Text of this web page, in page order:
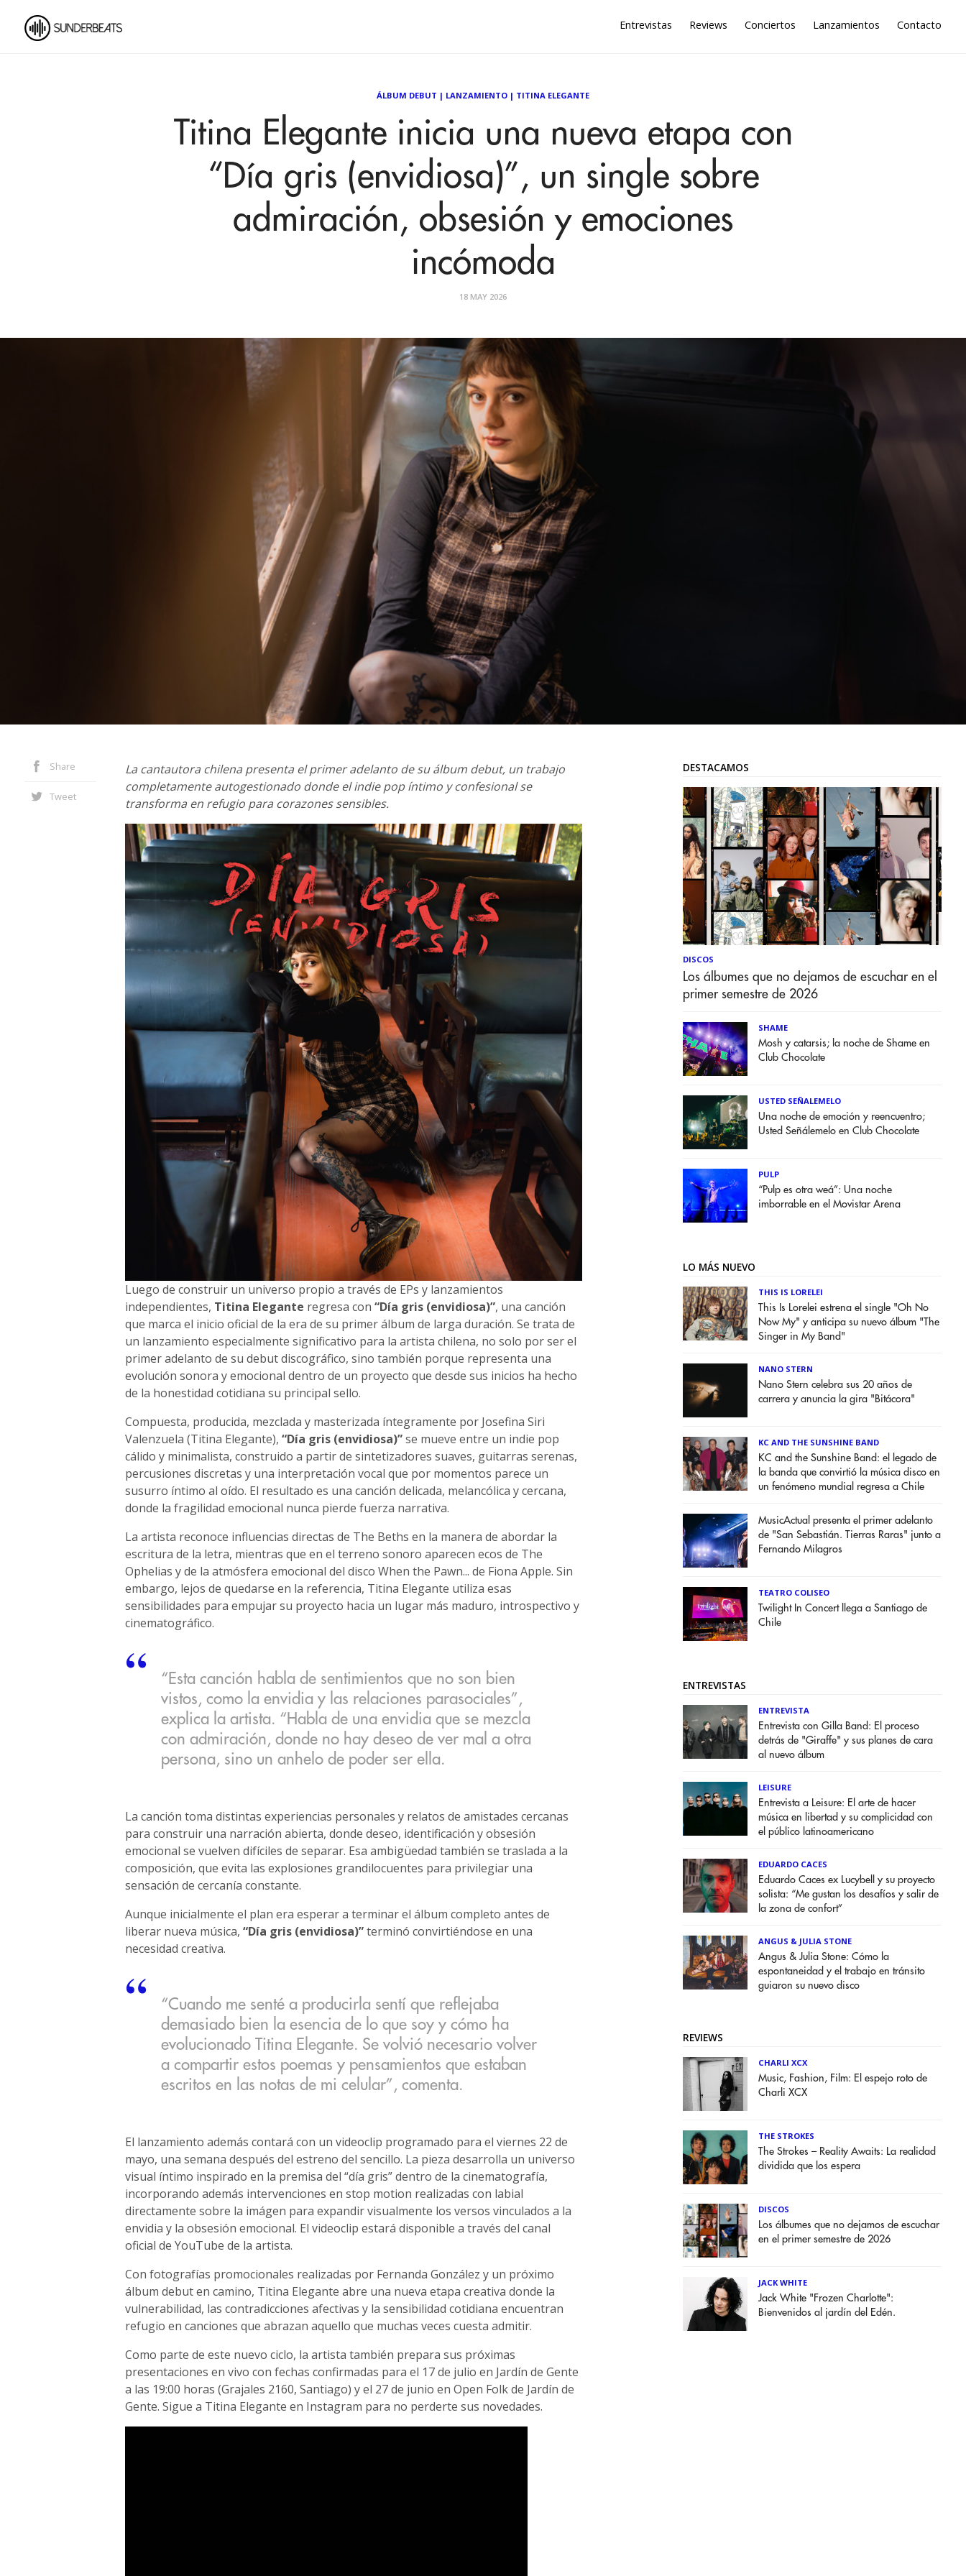
Entrevistas Reviews Conciertos Lanzamientos Contacto
ÁLBUM DEBUT | LANZAMIENTO | TITINA ELEGANTE
Titina Elegante inicia una nueva etapa con
“Día gris (envidiosa)”, un single sobre
admiración, obsesión y emociones
incómoda
18 MAY 2026
Share
Tweet
La cantautora chilena presenta el primer adelanto de su álbum debut, un trabajo
completamente autogestionado donde el indie pop íntimo y confesional se
transforma en refugio para corazones sensibles.
Luego de construir un universo propio a través de EPs y lanzamientos
independientes, Titina Elegante regresa con “Día gris (envidiosa)”, una canción
que marca el inicio oficial de la era de su primer álbum de larga duración. Se trata de
un lanzamiento especialmente significativo para la artista chilena, no solo por ser el
primer adelanto de su debut discográfico, sino también porque representa una
evolución sonora y emocional dentro de un proyecto que desde sus inicios ha hecho
de la honestidad cotidiana su principal sello.
Compuesta, producida, mezclada y masterizada íntegramente por Josefina Siri
Valenzuela (Titina Elegante), “Día gris (envidiosa)”se mueve entre un indie pop
cálido y minimalista, construido a partir de sintetizadores suaves, guitarras serenas,
percusiones discretas y una interpretación vocal que por momentos parece un
susurro íntimo al oído. El resultado es una canción delicada, melancólica y cercana,
donde la fragilidad emocional nunca pierde fuerza narrativa.
La artista reconoce influencias directas de The Beths en la manera de abordar la
escritura de la letra, mientras que en el terreno sonoro aparecen ecos de The
Ophelias y de la atmósfera emocional del disco When the Pawn... de Fiona Apple. Sin
embargo, lejos de quedarse en la referencia, Titina Elegante utiliza esas
sensibilidades para empujar su proyecto hacia un lugar más maduro, introspectivo y
cinematográfico.
“Esta canción habla de sentimientos que no son bien
vistos, como la envidia y las relaciones parasociales”,
explica la artista. “Habla de una envidia que se mezcla
con admiración, donde no hay deseo de ver mal a otra
persona, sino un anhelo de poder ser ella.
La canción toma distintas experiencias personales y relatos de amistades cercanas
para construir una narración abierta, donde deseo, identificación y obsesión
emocional se vuelven difíciles de separar. Esa ambigüedad también se traslada a la
composición, que evita las explosiones grandilocuentes para privilegiar una
sensación de cercanía constante.
Aunque inicialmente el plan era esperar a terminar el álbum completo antes de
liberar nueva música, “Día gris (envidiosa)”terminó convirtiéndose en una
necesidad creativa.
“Cuando me senté a producirla sentí que reflejaba
demasiado bien la esencia de lo que soy y cómo ha
evolucionado Titina Elegante. Se volvió necesario volver
a compartir estos poemas y pensamientos que estaban
escritos en las notas de mi celular”, comenta.
El lanzamiento además contará con un videoclip programado para el viernes 22 de
mayo, una semana después del estreno del sencillo. La pieza desarrolla un universo
visual íntimo inspirado en la premisa del “día gris” dentro de la cinematografía,
incorporando además intervenciones en stop motion realizadas con labial
directamente sobre la imágen para expandir visualmente los versos vinculados a la
envidia y la obsesión emocional. El videoclip estará disponible a través del canal
oficial de YouTube de la artista.
Con fotografías promocionales realizadas por Fernanda González y un próximo
álbum debut en camino, Titina Elegante abre una nueva etapa creativa donde la
vulnerabilidad, las contradicciones afectivas y la sensibilidad cotidiana encuentran
refugio en canciones que abrazan aquello que muchas veces cuesta admitir.
Como parte de este nuevo ciclo, la artista también prepara sus próximas
presentaciones en vivo con fechas confirmadas para el 17 de julio en Jardín de Gente
a las 19:00 horas (Grajales 2160, Santiago) y el 27 de junio en Open Folk de Jardín de
Gente. Sigue a Titina Elegante en Instagram para no perderte sus novedades.
DESTACAMOS
DISCOS
Los álbumes que no dejamos de escuchar en el
primer semestre de 2026
SHAME
Mosh y catarsis; la noche de Shame en
Club Chocolate
USTED SEÑALEMELO
Una noche de emoción y reencuentro;
Usted Señálemelo en Club Chocolate
PULP
“Pulp es otra weá”: Una noche
imborrable en el Movistar Arena
LO MÁS NUEVO
THIS IS LORELEI
This Is Lorelei estrena el single "Oh No
Now My" y anticipa su nuevo álbum "The
Singer in My Band"
NANO STERN
Nano Stern celebra sus 20 años de
carrera y anuncia la gira "Bitácora"
KC AND THE SUNSHINE BAND
KC and the Sunshine Band: el legado de
la banda que convirtió la música disco en
un fenómeno mundial regresa a Chile
MusicActual presenta el primer adelanto
de "San Sebastián. Tierras Raras" junto a
Fernando Milagros
TEATRO COLISEO
Twilight In Concert llega a Santiago de
Chile
ENTREVISTAS
ENTREVISTA
Entrevista con Gilla Band: El proceso
detrás de "Giraffe" y sus planes de cara
al nuevo álbum
LEISURE
Entrevista a Leisure: El arte de hacer
música en libertad y su complicidad con
el público latinoamericano
EDUARDO CACES
Eduardo Caces ex Lucybell y su proyecto
solista: “Me gustan los desafíos y salir de
la zona de confort”
ANGUS & JULIA STONE
Angus & Julia Stone: Cómo la
espontaneidad y el trabajo en tránsito
guiaron su nuevo disco
REVIEWS
CHARLI XCX
Music, Fashion, Film: El espejo roto de
Charli XCX
THE STROKES
The Strokes – Reality Awaits: La realidad
dividida que los espera
DISCOS
Los álbumes que no dejamos de escuchar
en el primer semestre de 2026
JACK WHITE
Jack White "Frozen Charlotte":
Bienvenidos al jardín del Edén.